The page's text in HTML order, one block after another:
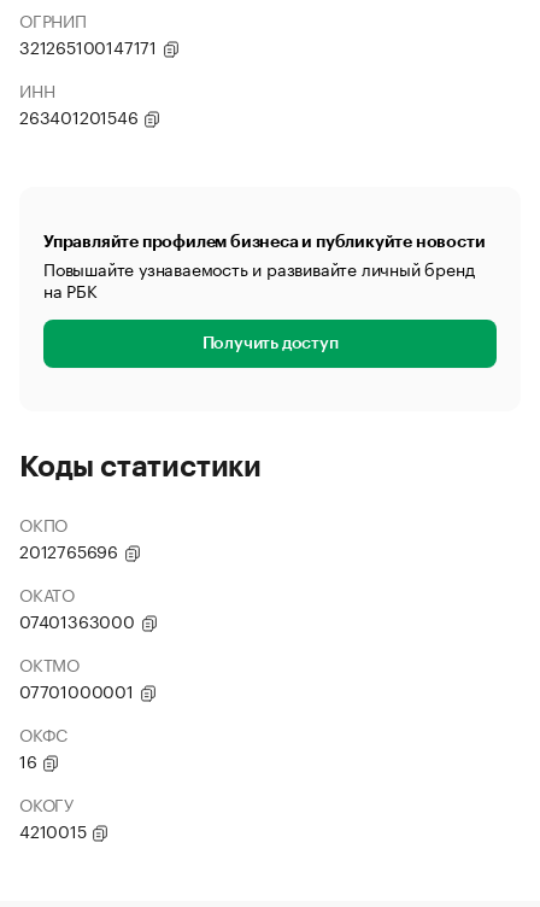
ОГРНИП
321265100147171
ИНН
263401201546
Управляйте профилем бизнеса и публикуйте новости
Повышайте узнаваемость и развивайте личный бренд
на РБК
Получить доступ
Коды статистики
ОКПО
2012765696
ОКАТО
07401363000
ОКТМО
07701000001
ОКФС
16
ОКОГУ
4210015